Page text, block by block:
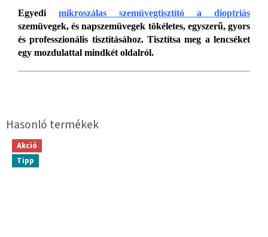
Egyedi mikroszálas szemüvegtisztító a dioptriás
szemüvegek, és napszemüvegek tökéletes, egyszerű, gyors
és professzionális tisztításához. Tisztítsa meg a lencséket
egy mozdulattal mindkét oldalról.
Akció
Tipp